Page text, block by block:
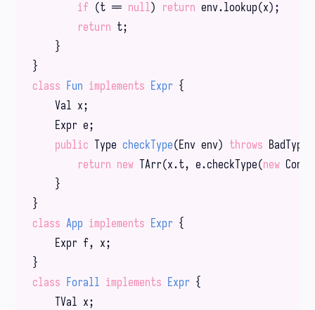
if (t == null) return env.lookup(x);
return t;
    }
class Fun implements Expr {
    Val x;
    Expr e;
public Type checkType(Env env) throws
return new TArr(x.t, e.checkType(new
    }
class App implements Expr {
    Expr f, x;
class Forall implements Expr {
    TVal x;